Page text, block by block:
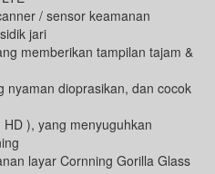
/ sensor keamanan
jari
memberikan tampilan tajam &
nyaman dioprasikan, dan cocok
), yang menyuguhkan
layar Cornning Gorilla Glass